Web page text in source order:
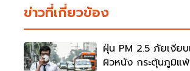
ข่าวที่เกี่ยวข้อง
ฝุ่น PM 2.5 ภัยเงีย
ผิวหนัง กระตุ้นภูมิแ